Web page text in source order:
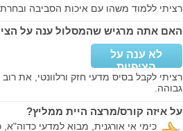
רציתי ללמוד משהו עם איכות הסביבה
האם אתה מרגיש שהמסלול ענה על
לא ענה על
הציפיות
רציתי לקבל בסיס מדעי חזק ורלוונטי, את
גבוהה.
על איזה קורס/מרצה היית ממליץ?
כימי אי אורגנית, מבוא למדעי כדוה"א,